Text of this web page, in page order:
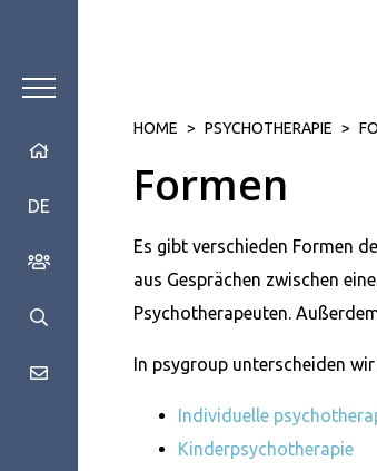
DE
HOME > PSYCHOTHERAPIE >
Formen
Es gibt verschieden Formen
aus Gesprächen zwischen
Psychotherapeuten.
In psygroup unterscheiden
Individuelle
Kinderpsychotherapie